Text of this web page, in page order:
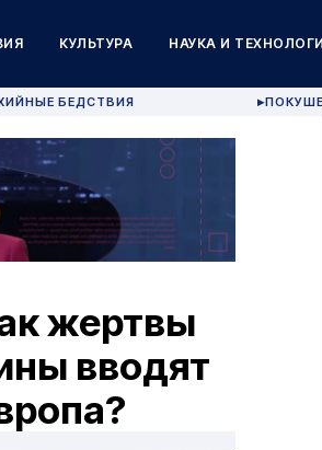
КУЛЬТУРА НАУКА И
БЕДСТВИЯ ▶
жертвы
вводят